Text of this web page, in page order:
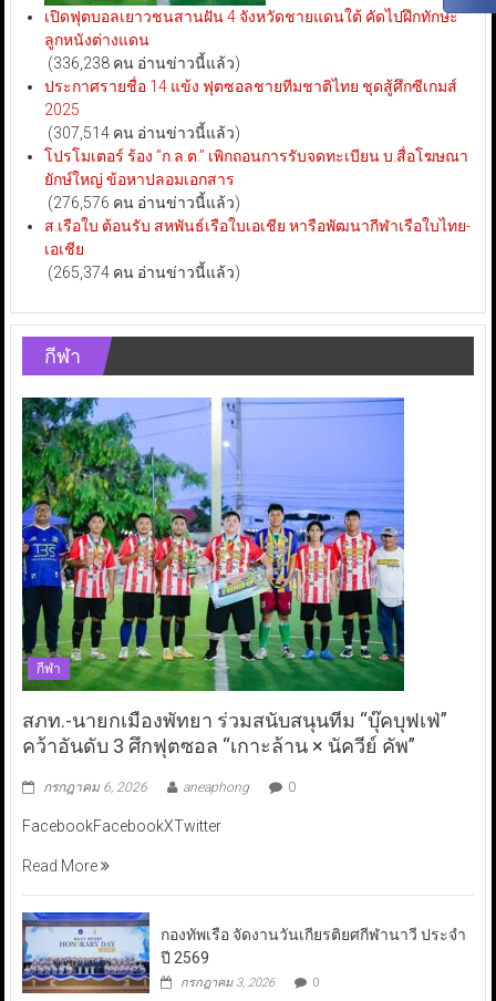
เปิดฟุตบอลเยาวชนสานฝัน 4 จังหวัดชายแดนใต้ คัดไปฝึกทักษะ
ลูกหนังต่างแดน
(336,238 คน อ่านข่าวนี้แล้ว)
ประกาศรายชื่อ 14 แข้ง ฟุตซอลชายทีมชาติไทย ชุดสู้ศึกซีเกมส์
2025
(307,514 คน อ่านข่าวนี้แล้ว)
โปรโมเตอร์ ร้อง “ก.ล.ต.” เพิกถอนการรับจดทะเบียน บ.สื่อโฆษณา
ยักษ์ใหญ่ ข้อหาปลอมเอกสาร
(276,576 คน อ่านข่าวนี้แล้ว)
ส.เรือใบ ต้อนรับ สหพันธ์เรือใบเอเชีย หารือพัฒนากีฬาเรือใบไทย-
เอเชีย
(265,374 คน อ่านข่าวนี้แล้ว)
กีฬา
กีฬา
สภท.-นายกเมืองพัทยา ร่วมสนับสนุนทีม “บุ๊คบุฟเฟ่”
คว้าอันดับ 3 ศึกฟุตซอล “เกาะล้าน × นัควีย์ คัพ”
กรกฎาคม 6, 2026 aneaphong 0
FacebookFacebookXTwitter
Read More
กองทัพเรือ จัดงานวันเกียรติยศกีฬานาวี ประจำ
ปี 2569
กรกฎาคม 3, 2026 0